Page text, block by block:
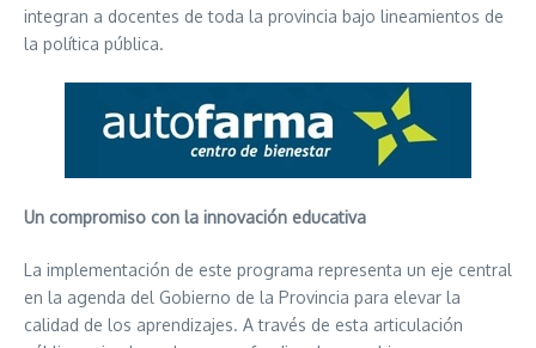
integran a docentes de toda la provincia bajo lineamientos de
la política pública.
Un compromiso con la innovación educativa
La implementación de este programa representa un eje central
en la agenda del Gobierno de la Provincia para elevar la
calidad de los aprendizajes. A través de esta articulación